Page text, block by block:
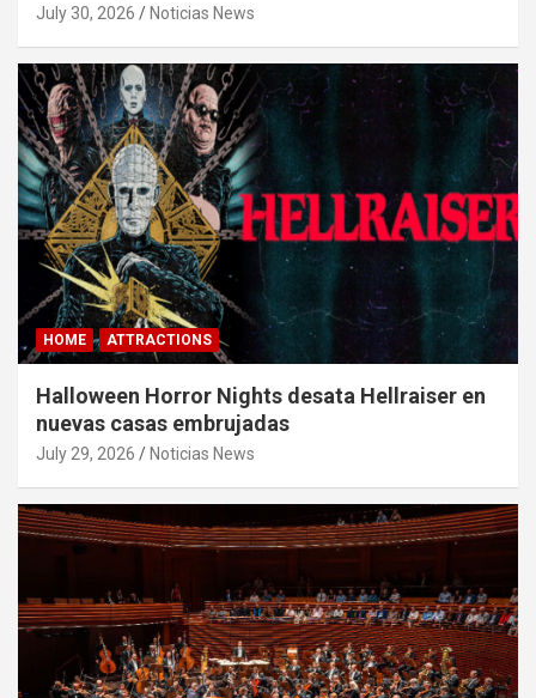
July 30, 2026 Noticias News
HOME ATTRACTIONS
Halloween Horror Nights desata Hellraiser en
nuevas casas embrujadas
July 29, 2026 Noticias News